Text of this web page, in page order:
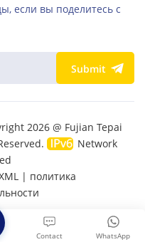
если вы поделитесь с
Submit
2026 @ Fujian Tepai
Network
| политика
WhatsApp
Contact